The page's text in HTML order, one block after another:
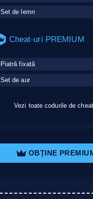
Set de lemn
Cheat-uri PREMIUM
Piatră fixată
Set de aur
Vezi toate codurile de cheat
OBȚINE